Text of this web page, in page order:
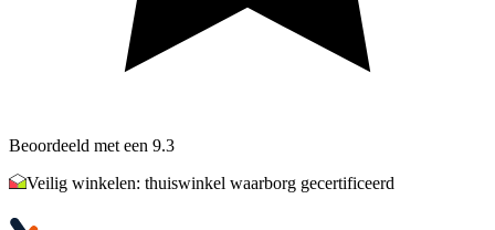
Beoordeeld met een 9.3
Veilig winkelen: thuiswinkel waarborg gecertificeerd